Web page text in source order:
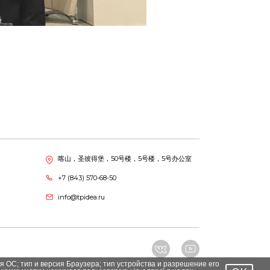
喀山，圣彼得堡，50号楼，5号楼，5号办公室
+7 (843) 570-68-50
info@tpidea.ru
тип и версия Браузера; тип устройства и разрешение его